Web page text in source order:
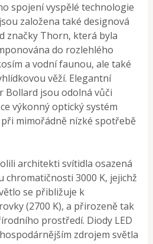
spojení vyspělé technologie
založena také designová
značky Thorn, která byla
do rozlehlého
a vodní faunou, ale také
věží. Elegantní
Bollard jsou odolná vůči
výkonný optický systém
mimořádně nízké spotřebě
architekti svítidla osazená
chromatičnosti 3000 K, jejichž
se přibližuje k
(2700 K), a přirozeně tak
prostředí. Diody LED
zdrojem světla